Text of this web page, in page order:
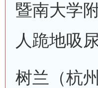
暨南大学
人跪地吸
树兰（杭